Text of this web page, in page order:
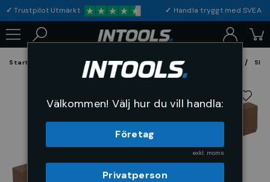
✓Trustpilot Utmärkt ✓ Handla tryggt med
Startsida Förbrukning & Maskintillbehör Fil, Slip och Borstar
Välkommen! Välj hur du vill handla:
Företag
exkl. moms
Privatperson